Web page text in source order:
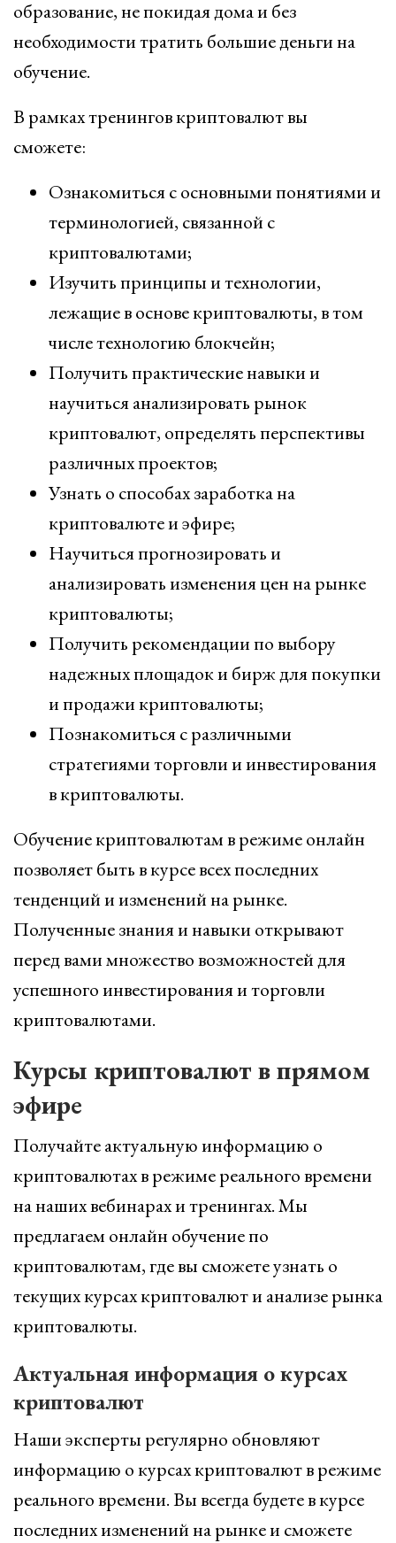
образование, не покидая дома и без
необходимости тратить большие деньги на
обучение.
В рамках тренингов криптовалют вы
сможете:
Ознакомиться с основными понятиями и
терминологией, связанной с
криптовалютами;
Изучить принципы и технологии,
лежащие в основе криптовалюты, в том
числе технологию блокчейн;
Получить практические навыки и
научиться анализировать рынок
криптовалют, определять перспективы
различных проектов;
Узнать о способах заработка на
криптовалюте и эфире;
Научиться прогнозировать и
анализировать изменения цен на рынке
криптовалюты;
Получить рекомендации по выбору
надежных площадок и бирж для покупки
и продажи криптовалюты;
Познакомиться с различными
стратегиями торговли и инвестирования
в криптовалюты.
Обучение криптовалютам в режиме онлайн
позволяет быть в курсе всех последних
тенденций и изменений на рынке.
Полученные знания и навыки открывают
перед вами множество возможностей для
успешного инвестирования и торговли
криптовалютами.
Курсы криптовалют в прямом
эфире
Получайте актуальную информацию о
криптовалютах в режиме реального времени
на наших вебинарах и тренингах. Мы
предлагаем онлайн обучение по
криптовалютам, где вы сможете узнать о
текущих курсах криптовалют и анализе рынка
криптовалюты.
Актуальная информация о курсах
криптовалют
Наши эксперты регулярно обновляют
информацию о курсах криптовалют в режиме
реального времени. Вы всегда будете в курсе
последних изменений на рынке и сможете